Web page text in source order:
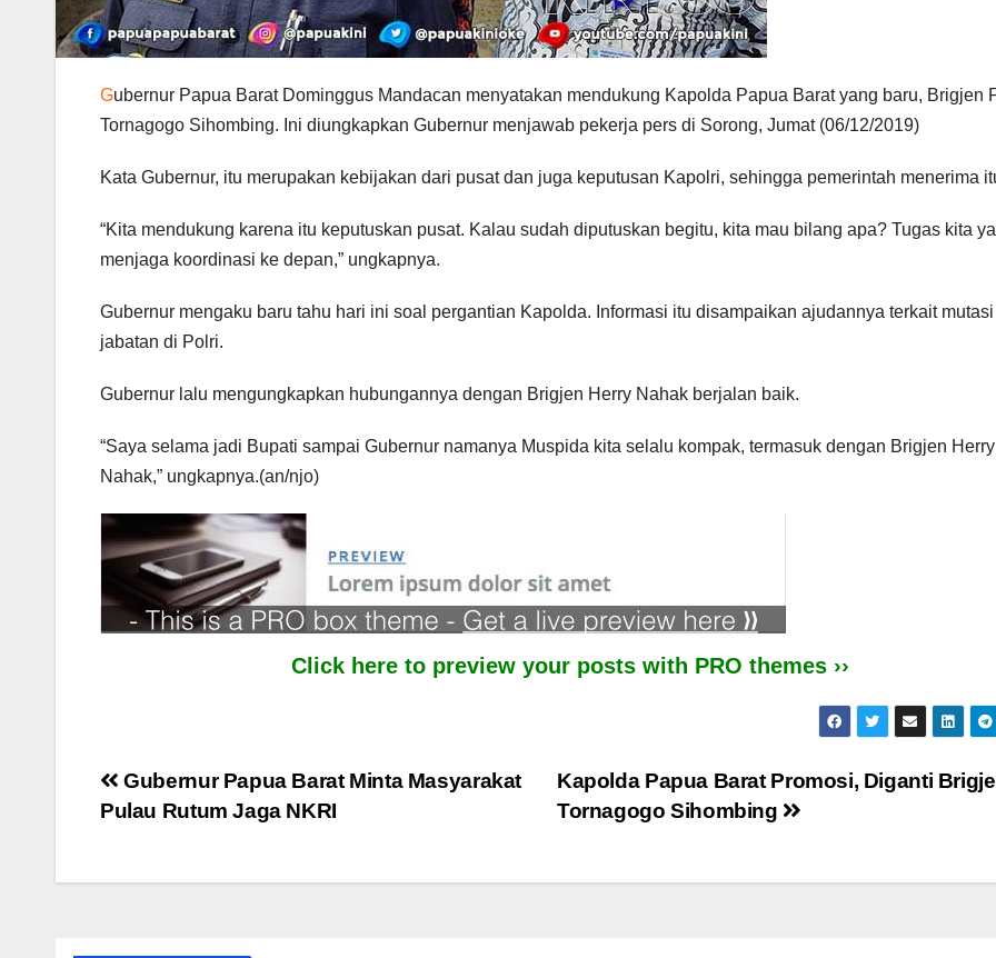
Gubernur Papua Barat Dominggus Mandacan menyatakan mendukung Kapolda Papua Barat yang baru, Brigjen
Tornagogo Sihombing. Ini diungkapkan Gubernur menjawab pekerja pers di Sorong, Jumat (06/12/2019)
Kata Gubernur, itu merupakan kebijakan dari pusat dan juga keputusan Kapolri, sehingga pemerintah menerima
“Kita mendukung karena itu keputuskan pusat. Kalau sudah diputuskan begitu, kita mau bilang apa? Tugas kita ya
menjaga koordinasi ke depan,” ungkapnya.
Gubernur mengaku baru tahu hari ini soal pergantian Kapolda. Informasi itu disampaikan ajudannya terkait mutasi
jabatan di Polri.
Gubernur lalu mengungkapkan hubungannya dengan Brigjen Herry Nahak berjalan baik.
“Saya selama jadi Bupati sampai Gubernur namanya Muspida kita selalu kompak, termasuk dengan Brigjen Herry
Nahak,” ungkapnya.(an/njo)
Click here to preview your posts with PRO themes ››
Post
navigation
Kapolda Papua Barat Promosi, Diganti
Tornagogo Sihombing
Gubernur Papua Barat Minta Masyarakat
Pulau Rutum Jaga NKRI